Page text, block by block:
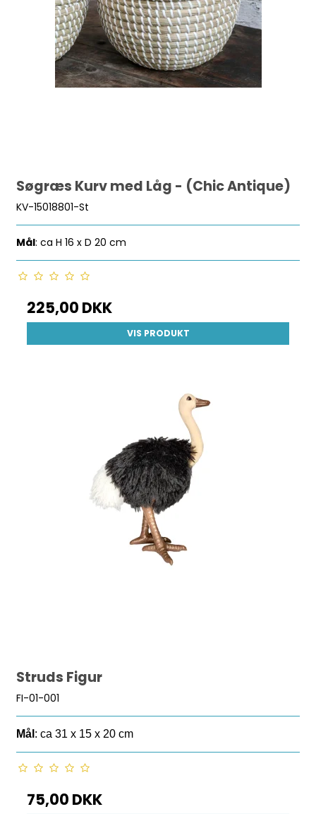
Søgræs Kurv med Låg - (Chic Antique)
KV-15018801-St
Mål: ca H 16 x D 20 cm
225,00 DKK
VIS PRODUKT
Struds Figur
FI-01-001
Mål : ca 31 x 15 x 20 cm
75,00 DKK